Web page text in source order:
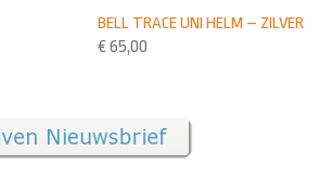
BELL TRACE UNI HELM – ZILVER
€ 65,00